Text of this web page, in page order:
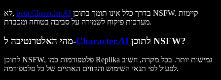
לא, beta.Character.AI
מערכות פיקוח לשמירה על סביבה בטוחה ומכבדת.
מהי האלטרנטיבה ל-Character.AI לתוכן NSFW?
לתוכן NSFW, פלטפורמות כמו Replika גמישות יותר. בכל מקרה, חשוב
לפעול לפי תנאי השימוש והקווים האתיים של כל פלטפורמה.